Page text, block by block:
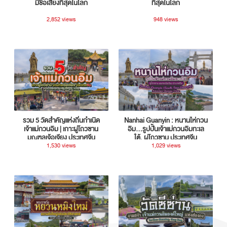
มีชื่อเสียงที่สุดในโลก
2,852 views
ที่สุดในโลก
948 views
รวม 5 วัดสำคัญแห่งถิ่นกำเนิด
เจ้าแม่กวนอิม | เกาะผู่โถวซาน
มณฑลเจ้อเจียง ประเทศจีน
1,530 views
Nanhai Guanyin : หนานไห่กวน
อิม...รูปปั้นเจ้าแม่กวนอิมทะเล
ใต้, ผู่โถวซาน ประเทศจีน
1,029 views